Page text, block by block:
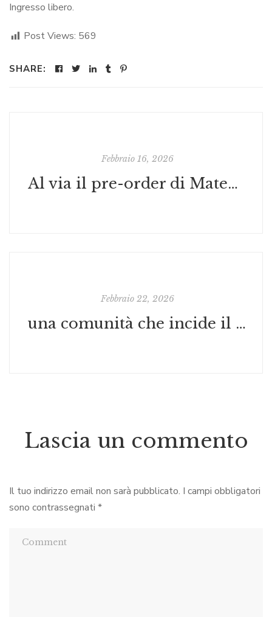
Ingresso libero.
Post Views: 569
SHARE:
Febbraio 16, 2026
Al via il pre-order di Mateo, cuore di luna: il nuovo albo illustrato di Francesco “Paul Izzo” Polizzo e La Faccia della Luna
Febbraio 22, 2026
una comunità che incide il presente: Il finissage, i vincitori
Lascia un commento
Il tuo indirizzo email non sarà pubblicato. I campi obbligatori
sono contrassegnati *